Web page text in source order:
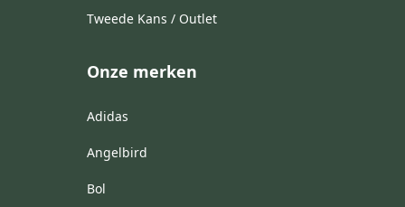
Tweede Kans / Outlet
Onze merken
Adidas
Angelbird
Bol